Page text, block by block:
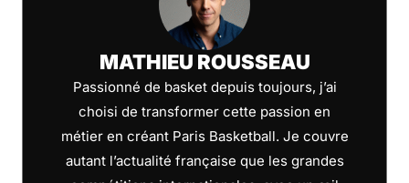
MATHIEU ROUSSEAU
Passionné de basket depuis toujours, j’ai
choisi de transformer cette passion en
métier en créant Paris Basketball. Je couvre
autant l’actualité française que les grandes